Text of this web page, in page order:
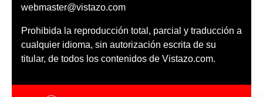
webmaster@vistazo.com
Prohibida la reproducción total, parcial y traducción a
cualquier idioma, sin autorización escrita de su
titular, de todos los contenidos de Vistazo.com.